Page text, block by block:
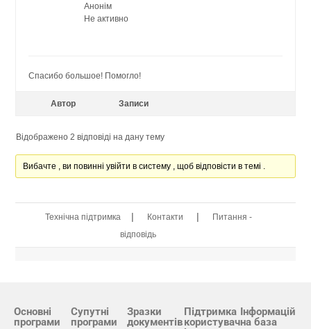
Анонім
Не активно
Спасибо большое! Помогло!
Автор Записи
Відображено 2 відповіді на дану тему
Вибачте , ви повинні увійти в систему , щоб відповісти в темі .
Технічна підтримка | Контакти |
Питання -
відповідь
Основні
програми
Супутні
програми
Зразки
документів
Підтримка
користувач
Інформацій
на база